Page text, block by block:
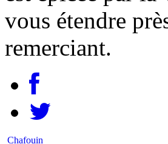
vous étendre
remerciant.
Chafouin